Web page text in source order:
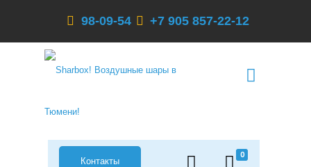
98-09-54 +7 905 857-22-12
0
Контакты